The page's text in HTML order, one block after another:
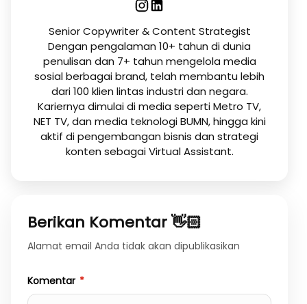
Senior Copywriter & Content Strategist
Dengan pengalaman 10+ tahun di dunia
penulisan dan 7+ tahun mengelola media
sosial berbagai brand, telah membantu lebih
dari 100 klien lintas industri dan negara.
Kariernya dimulai di media seperti Metro TV,
NET TV, dan media teknologi BUMN, hingga kini
aktif di pengembangan bisnis dan strategi
konten sebagai Virtual Assistant.
Berikan Komentar 👋🏻
Alamat email Anda tidak akan dipublikasikan
Komentar *